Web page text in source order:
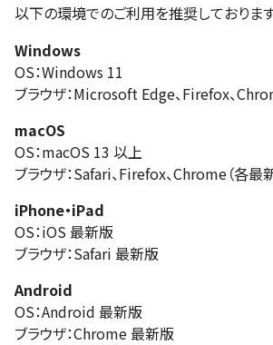
以下の環境でのご利用を推奨しております
Windows
OS：Windows 11
ブラウザ：Microsoft Edge、Firefox、
macOS
OS：macOS 13 以上
ブラウザ：Safari、Firefox、Chrome（各最
iPhone・iPad
OS：iOS 最新版
ブラウザ：Safari 最新版
Android
OS：Android 最新版
ブラウザ：Chrome 最新版